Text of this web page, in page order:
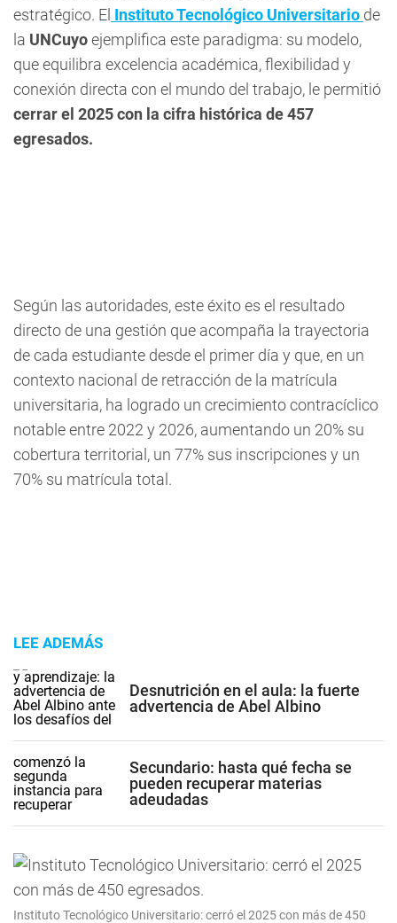
estratégico. El Instituto Tecnológico Universitario de
la UNCuyoejemplifica este paradigma: su modelo,
que equilibra excelencia académica, flexibilidad y
conexión directa con el mundo del trabajo, le permitió
cerrar el 2025 con la cifra histórica de 457
egresados.
Según las autoridades, este éxito es el resultado
directo de una gestión que acompaña la trayectoria
de cada estudiante desde el primer día y que, en un
contexto nacional de retracción de la matrícula
universitaria, ha logrado un crecimiento contracíclico
notable entre 2022 y 2026, aumentando un 20% su
cobertura territorial, un 77% sus inscripciones y un
70% su matrícula total.
LEE ADEMÁS
Desnutrición en el aula: la fuerte
advertencia de Abel Albino
Secundario: hasta qué fecha se
pueden recuperar materias
adeudadas
Instituto Tecnológico Universitario: cerró el 2025 con más de 450